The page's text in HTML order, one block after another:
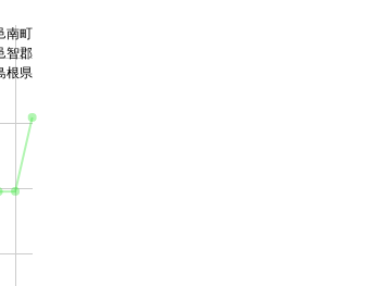
南町
智郡
根県